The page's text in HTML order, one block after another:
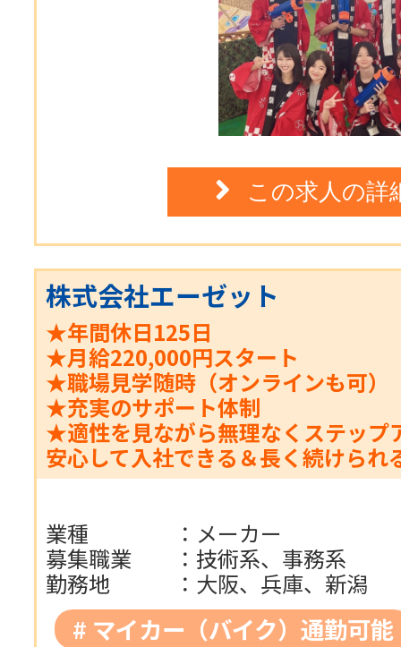
この求人の詳
株式会社エーゼット
★年間休日125日
★月給220,000円スタート
★職場見学随時（オンラインも可）
★充実のサポート体制
★適性を見ながら無理なくステップ
安心して入社できる＆長く続けられ
業種 ： メーカー
募集職業
： 技術系、事務系
勤務地
： 大阪、兵庫、新潟
マイカー（バイク）通勤可能